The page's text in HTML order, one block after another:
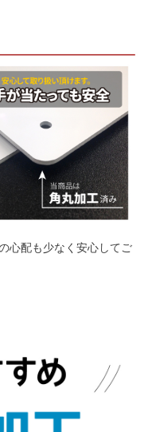
心配も少なく安心してご